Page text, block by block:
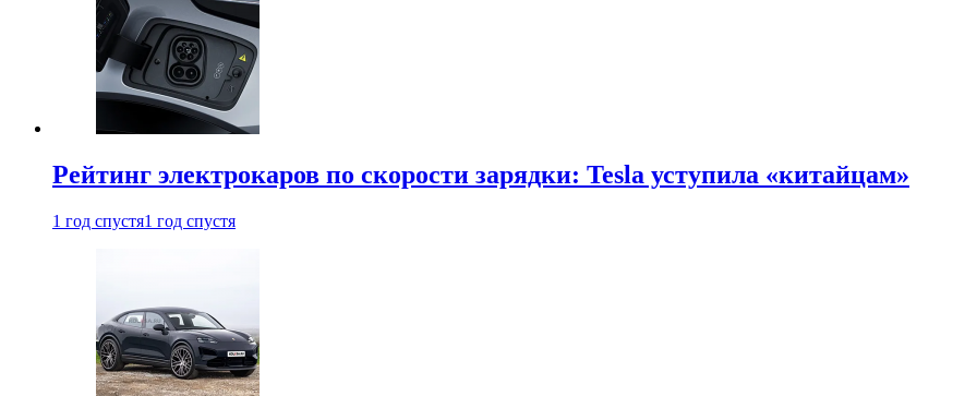
Рейтинг электрокаров по скорости зарядки: Tesla уступила «китайцам»
1 год спустя1 год спустя